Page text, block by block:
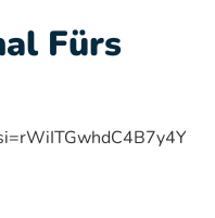
Fürs